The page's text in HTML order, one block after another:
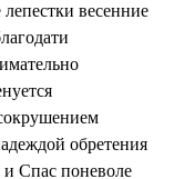
весенние
обретения
Спас поневоле